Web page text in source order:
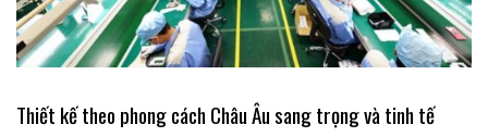
Thiết kế theo phong cách Châu Âu sang trọng và tinh tế